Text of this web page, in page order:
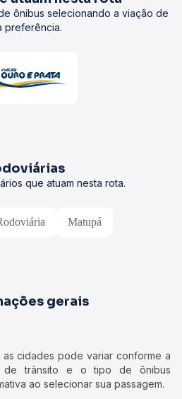
ônibus selecionando a viação de
preferência.
que atuam nesta rota.
Matupá
gerais
cidades pode variar conforme a
de trânsito e o tipo de ônibus
ao selecionar sua passagem.